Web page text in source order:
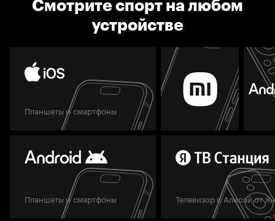
Смотрите спорт на любом
устройстве
Планшеты и смартфоны
Планшеты и смартфоны Телевизор с Алисой от